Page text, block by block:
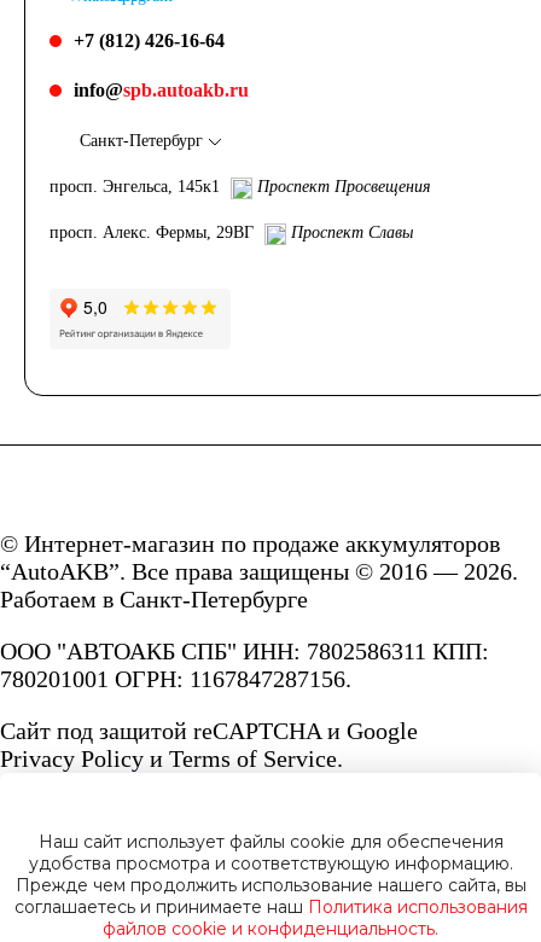
+7 (812) 426-16-64
info@spb.autoakb.ru
Санкт-Петербург
просп. Энгельса, 145к1 Проспект Просвещения
просп. Алекс. Фермы, 29ВГ Проспект Славы
© Интернет-магазин по продаже аккумуляторов
“AutoAKB”. Все права защищены © 2016 — 2026.
Работаем в Санкт-Петербурге
ООО "АВТОАКБ СПБ" ИНН: 7802586311 КПП:
780201001 ОГРН: 1167847287156.
Сайт под защитой reCAPTCHA и Google
Privacy Policy и Terms of Service.
Политика конфиденциальности
Наш сайт использует файлы cookie для обеспечения
удобства просмотра и соответствующую информацию.
Прежде чем продолжить использование нашего сайта, вы
соглашаетесь и принимаете наш Политика использования
файлов cookie и конфиденциальность.